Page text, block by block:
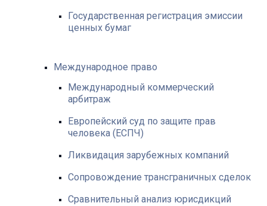
Государственная регистрация эмиссии
ценных бумаг
Международное право
Международный коммерческий
арбитраж
Европейский суд по защите прав
человека (ЕСПЧ)
Ликвидация зарубежных компаний
Сопровождение трансграничных сделок
Сравнительный анализ юрисдикций